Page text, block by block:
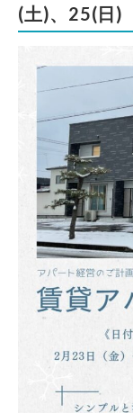
(土)、25(日)